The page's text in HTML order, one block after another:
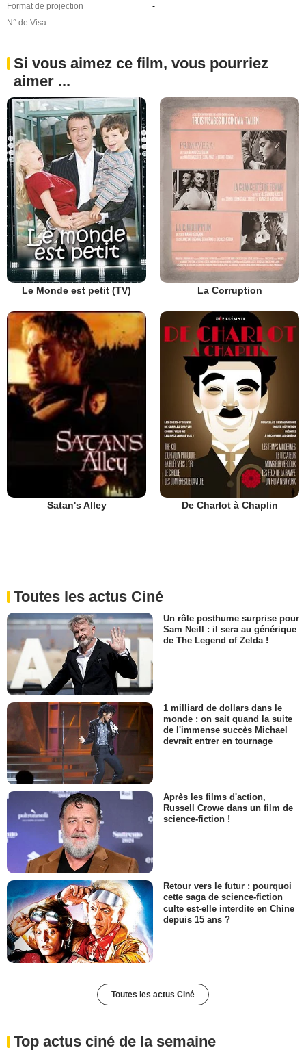
Format de projection
-
N° de Visa
-
Si vous aimez ce film, vous pourriez
aimer ...
Le Monde est petit (TV) La Corruption
Satan's Alley De Charlot à Chaplin
Toutes les actus Ciné
Un rôle posthume surprise pour
Sam Neill : il sera au générique
de The Legend of Zelda !
1 milliard de dollars dans le
monde : on sait quand la suite
de l'immense succès Michael
devrait entrer en tournage
Après les films d'action,
Russell Crowe dans un film de
science-fiction !
Retour vers le futur : pourquoi
cette saga de science-fiction
culte est-elle interdite en Chine
depuis 15 ans ?
Toutes les actus Ciné
Top actus ciné de la semaine